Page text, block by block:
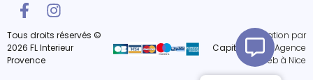
Tous droits réservés ©
2026 FL Interieur
Provence
Réalisation par
Capitaine Site
Agence
Web à Nice